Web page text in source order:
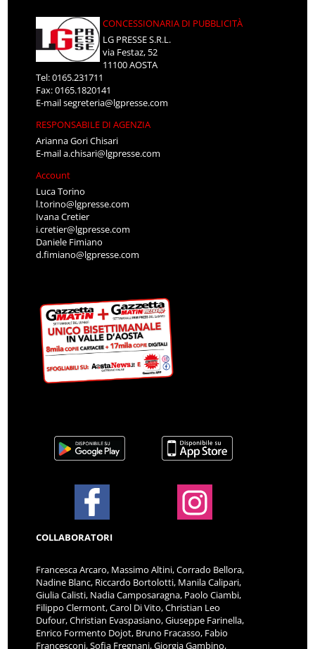
CONCESSIONARIA DI PUBBLICITÀ
LG PRESSE S.R.L.
via Festaz, 52
11100 AOSTA
Tel: 0165.231711
Fax: 0165.1820141
E-mailsegreteria@lgpresse.com
RESPONSABILE DI AGENZIA
Arianna Gori Chisari
E-maila.chisari@lgpresse.com
Account
Luca Torino
l.torino@lgpresse.com
Ivana Cretier
i.cretier@lgpresse.com
Daniele Fimiano
d.fimiano@lgpresse.com
COLLABORATORI
Francesca Arcaro, Massimo Altini, Corrado Bellora,
Nadine Blanc, Riccardo Bortolotti, Manila Calipari,
Giulia Calisti, Nadia Camposaragna, Paolo Ciambi,
Filippo Clermont, Carol Di Vito, Christian Leo
Dufour, Christian Evaspasiano, Giuseppe Farinella,
Enrico Formento Dojot, Bruno Fracasso, Fabio
Francesconi, Sofia Fregnani, Giorgia Gambino,